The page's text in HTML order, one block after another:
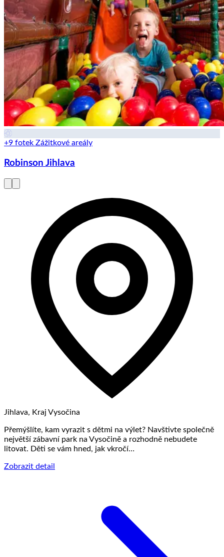
+9 fotek Zážitkové areály
Robinson Jihlava
Jihlava, Kraj Vysočina
Přemýšlíte, kam vyrazit s dětmi na výlet? Navštivte společně
největší zábavní park na Vysočině a rozhodně nebudete
litovat. Děti se vám hned, jak vkročí…
Zobrazit detail